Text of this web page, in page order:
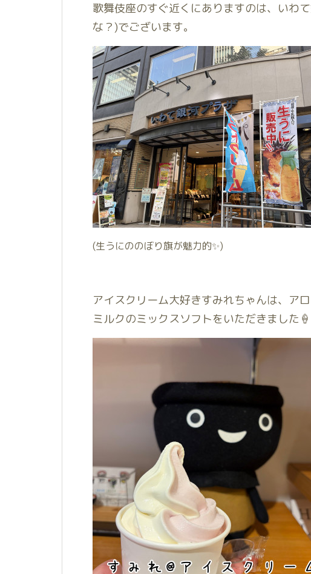
歌舞伎座のすぐ近くにありますのは、いわ
な？)でございます。
(生うにののぼり旗が魅力的✨)
アイスクリーム大好きすみれちゃんは、ア
ミルクのミックスソフトをいただきました🍦